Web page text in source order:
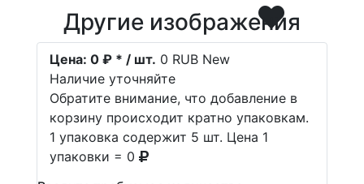
Другие изображения
Цена: 0 ₽ * / шт. 0 RUB New
Наличие уточняйте
Обратите внимание, что добавление в
корзину происходит кратно упаковкам.
1 упаковка содержит 5 шт. Цена 1
упаковки = 0